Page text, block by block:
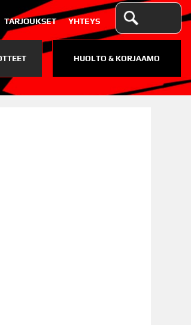
TARJOUKSET YHTEYS
HUOLTO & KORJAAMO